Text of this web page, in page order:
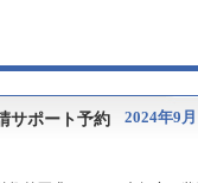
サポート予約
2024年9